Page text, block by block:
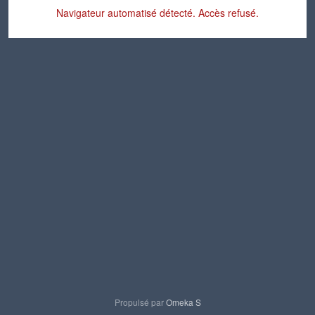
Navigateur automatisé détecté. Accès refusé.
Propulsé parOmeka S